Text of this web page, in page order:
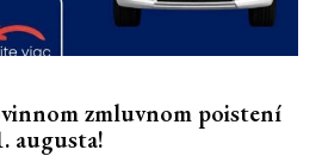
zmluvnom poistení
augusta!